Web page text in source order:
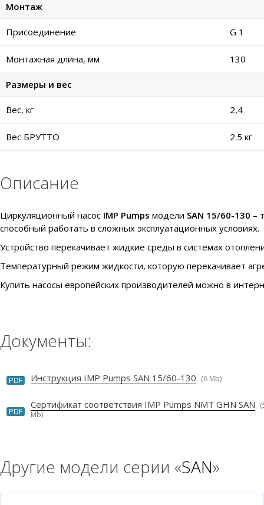
Монтаж
Присоединение G 1
Монтажная длина, мм 130
Размеры и вес
Вес, кг 2,4
Вес БРУТТО 2.5 кг
Описание
Циркуляционный насос IMP Pumps модели SAN 15/60-130 –
способный работать в сложных эксплуатационных условиях.
Устройство перекачивает жидкие среды в системах
Температурный режим жидкости, которую перекачивает
Купить насосы европейских производителей можно в
Документы:
PDF Инструкция IMP Pumps SAN 15/60-130 (6 Mb)
PDF
Сертификат соответствия IMP Pumps NMT GHN SAN
Mb)
Другие модели серии «SAN»